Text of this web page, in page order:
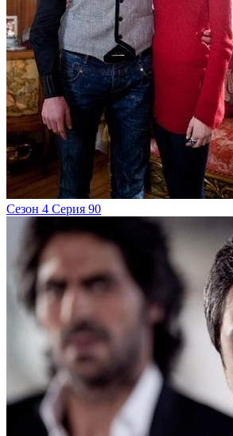
Сезон 4 Серия 90